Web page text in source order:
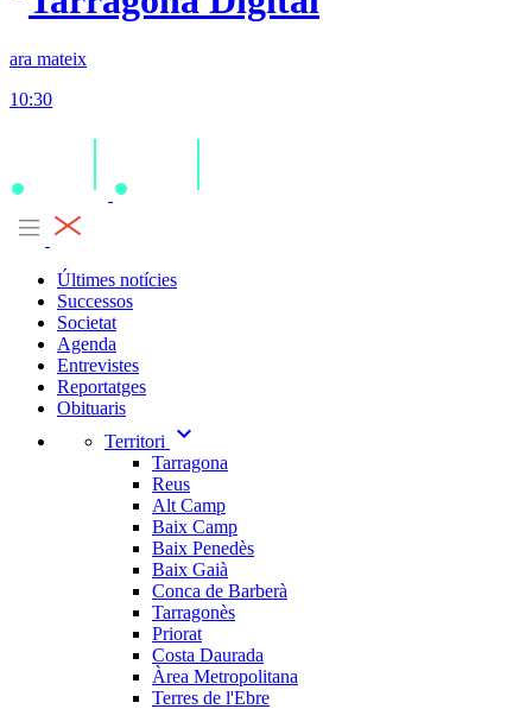
ara mateix
10:30
Últimes notícies
Successos
Societat
Agenda
Entrevistes
Reportatges
Obituaris
Territori
expand_more
Tarragona
Reus
Alt Camp
Baix Camp
Baix Penedès
Baix Gaià
Conca de Barberà
Tarragonès
Priorat
Costa Daurada
Àrea Metropolitana
Terres de l'Ebre